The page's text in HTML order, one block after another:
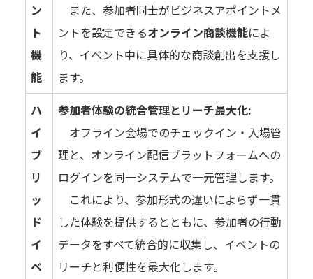
ン
ト
機
能
また、参加者同士がビジネスアポイントメ
ントを設定できるオンライン商談機能によ
り、イベント中に具体的な商談創出を支援し
ます。
ハ
イ
ブ
リ
ッ
ド
イ
ベ
参加者体験の統合管理とリーチ最大化:
オフライン会場でのチェックイン・入場管
理と、オンライン配信プラットフォームへの
ログインを同一システムで一元管理します。
これにより、参加形式の違いによらず一貫
した体験を提供するとともに、参加者の行動
データをすべて統合的に収集し、イベントの
リーチと利便性を最大化します。